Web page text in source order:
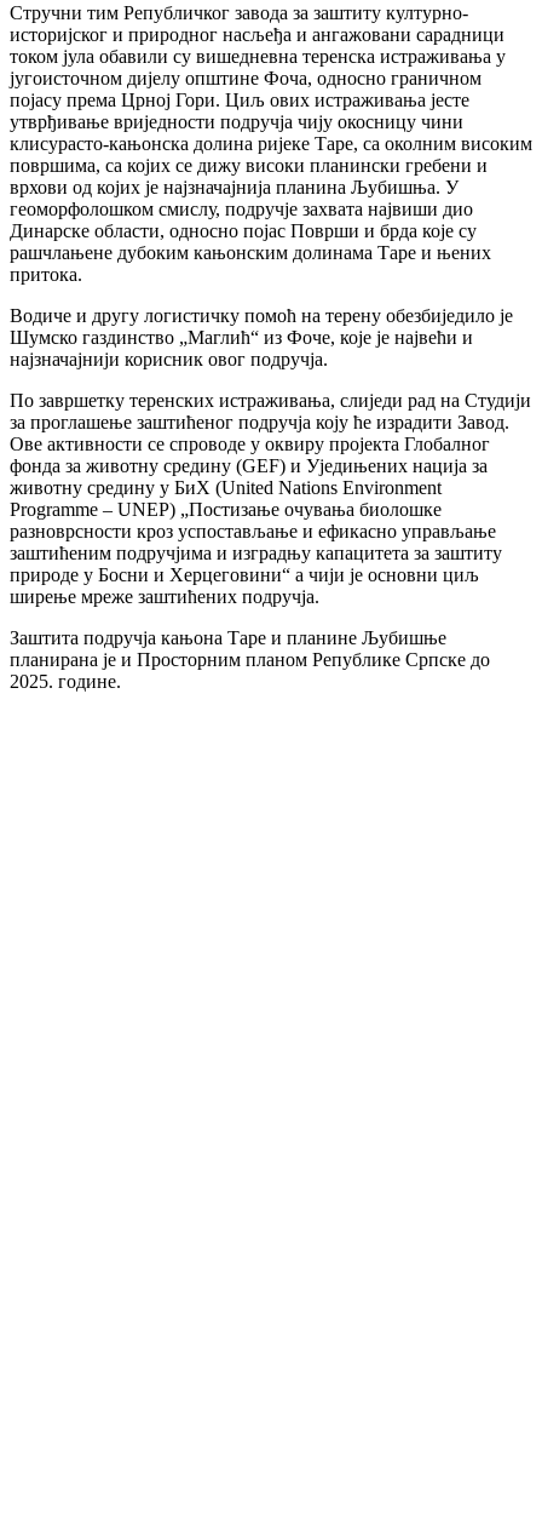
Стручни тим Републичког завода за заштиту културно-
историјског и природног насљеђа и ангажовани сарадници
током јула обавили су вишедневна теренска истраживања у
југоисточном дијелу општине Фоча, односно граничном
појасу према Црној Гори. Циљ ових истраживања јесте
утврђивање вриједности подручја чију окосницу чини
клисурасто-кањонска долина ријеке Таре, са околним високим
површима, са којих се дижу високи планински гребени и
врхови од којих је најзначајнија планина Љубишња. У
геоморфолошком смислу, подручје захвата највиши дио
Динарске области, односно појас Површи и брда које су
рашчлањене дубоким кањонским долинама Таре и њених
притока.
Водиче и другу логистичку помоћ на терену обезбиједило је
Шумско газдинство „Маглић“ из Фоче, које је највећи и
најзначајнији корисник овог подручја.
По завршетку теренских истраживања, слиједи рад на Студији
за проглашење заштићеног подручја коју ће израдити Завод.
Ове активности се спроводе у оквиру пројекта Глобалног
фонда за животну средину (GEF) и Уједињених нација за
животну средину у БиХ (United Nations Environment
Programme – UNEP) „Постизање очувања биолошке
разноврсности кроз успостављање и ефикасно управљање
заштићеним подручјима и изградњу капацитета за заштиту
природе у Босни и Херцеговини“ а чији је основни циљ
ширење мреже заштићених подручја.
Заштита подручја кањона Таре и планине Љубишње
планирана је и Просторним планом Републике Српске до
2025. године.